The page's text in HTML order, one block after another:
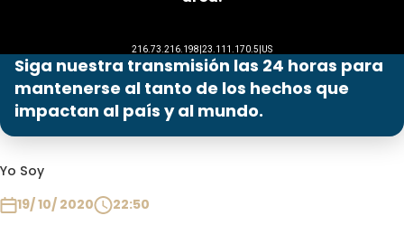
Siga nuestra transmisión las 24 horas para
mantenerse al tanto de los hechos que
impactan al país y al mundo.
Yo Soy
19/ 10/ 2020
22:50
Programas
Contigo en Directo
Plan Perfecto